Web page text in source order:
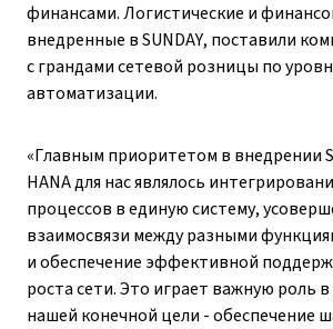
финансами. Логистические и
внедренные в SUNDAY, поставили
с грандами сетевой розницы по
автоматизации.
«Главным приоритетом в внедрении
HANA для нас являлось
процессов в единую систему,
взаимосвязи между разными
и обеспечение эффективной
роста сети. Это играет важную роль
нашей конечной цели - обеспечение